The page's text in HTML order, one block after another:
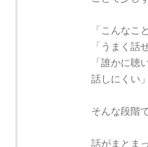
「こんなこ
「うまく話
「誰かに聴
話しにくい」
そんな段階
話がまとま